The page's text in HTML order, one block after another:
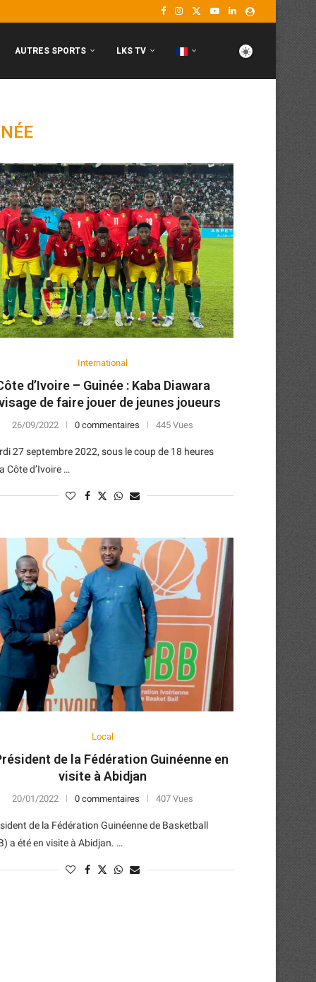
AUTRES SPORTS LKS TV
International
d’Ivoire – Guinée : Kaba Diawara
de faire jouer de jeunes joueurs
26/09/2022 0 commentaires 445 Vues
27 septembre 2022, sous le coup de 18 heures
Côte d’Ivoire …
Local
de la Fédération Guinéenne en
visite à Abidjan
20/01/2022 0 commentaires 407 Vues
de la Fédération Guinéenne de Basketball
a été en visite à Abidjan. …